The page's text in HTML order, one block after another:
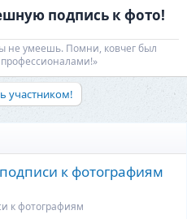
подпись к фото!​
не умеешь. Помни, ковчег был
участником!
к фотографиям
к фотографиям